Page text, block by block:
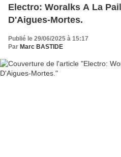
Electro: Woralks A La
D'Aigues-Mortes.
Publié le 29/06/2025 à 15:17
Par Marc BASTIDE